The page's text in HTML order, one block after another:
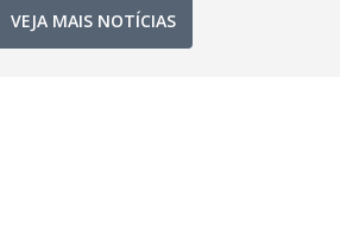
VEJA MAIS NOTÍCIAS